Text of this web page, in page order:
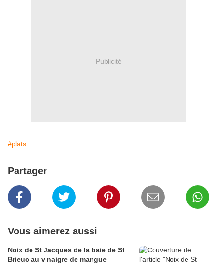
Publicité
#plats
Partager
Vous aimerez aussi
Noix de St Jacques de la baie de St
Brieuc au vinaigre de mangue